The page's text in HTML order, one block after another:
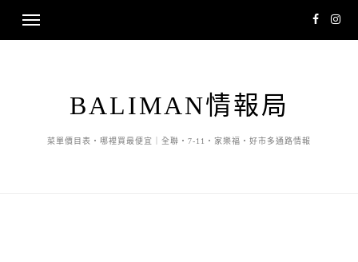
BALIMAN情報局
菜單價目表・哪裡買最便宜｜全聯・7-11・家樂福・好市多通路情報